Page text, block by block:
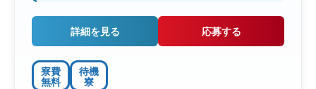
詳細を見る 応募する
寮費
無料
待機
寮